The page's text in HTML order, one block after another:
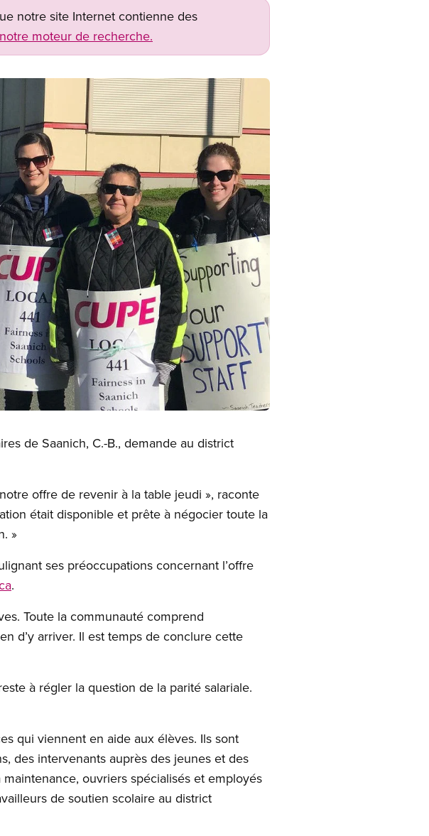
notre site Internet contienne des
moteur de recherche.
de Saanich, C.-B., demande au district
offre de revenir à la table jeudi », raconte
était disponible et prête à négocier toute la
»
ses préoccupations concernant l’offre
.
Toute la communauté comprend
d’y arriver. Il est temps de conclure cette
à régler la question de la parité salariale.
qui viennent en aide aux élèves. Ils sont
des intervenants auprès des jeunes et des
ouvriers spécialisés et employés
de soutien scolaire au district